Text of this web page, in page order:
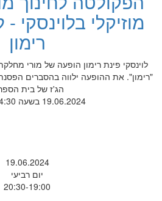
מוזיקלי בלוינסקי -
רימון
לוינסקי פינת רימון הופעה של מורי
"רימון". את ההופעה ילווה בהסברים
הג'ז של בית
19.06.2024 בשעה 16:00-14:30
19.06.2024
יום רביעי
20:30-19:00